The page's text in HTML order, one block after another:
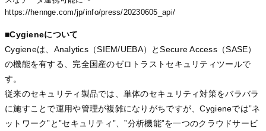
https://hennge.com/jp/info/press/20230605_api/
■Cygieneについて
Cygieneは、Analytics（SIEM/UEBA）とSecure Access（SASE）
の機能を有する、完全国産のゼロトラストセキュリティツールで
す。
従来のセキュリティ製品では、単体のセキュリティ対策をバラバラ
に施すことで運用や管理が複雑になりがちですが、Cygieneでは”ネ
ットワーク”と”セキュリティ”、”分析機能”を一つのクラウドサービ